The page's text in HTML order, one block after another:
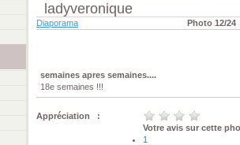
ladyveronique
Diaporama Photo 12/24
semaines apres semaines....
18e semaines !!!
Appréciation :
Votre avis sur cette
1